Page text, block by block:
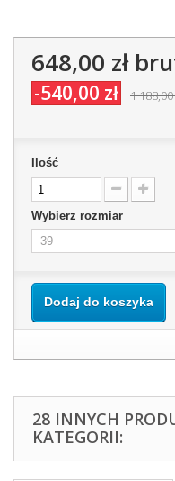
648,00 zł
-540,00 zł 1 188,00
Ilość
Wybierz rozmiar
Dodaj do koszyka
28 INNYCH
KATEGORII: